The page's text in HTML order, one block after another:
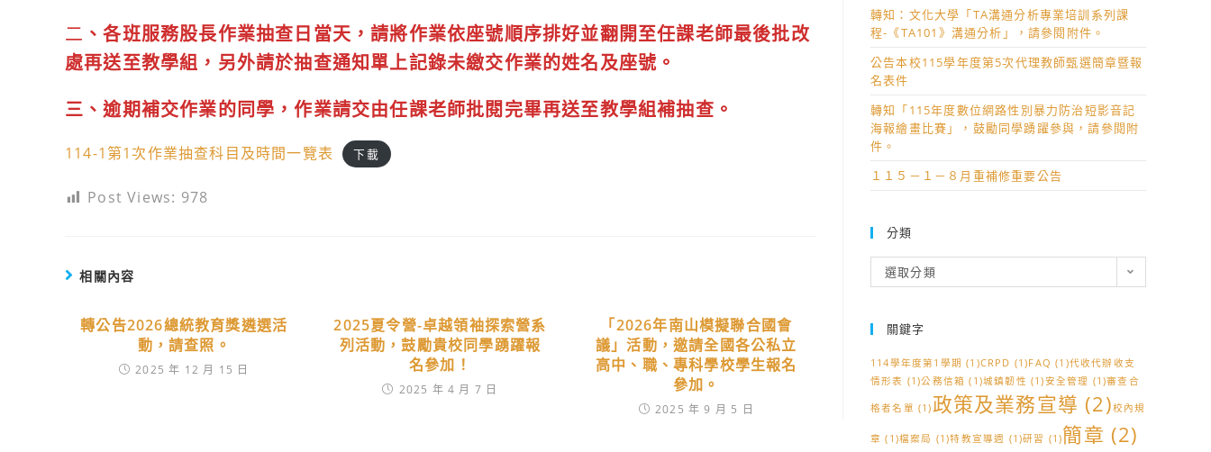
二 、各班服務股長作業抽查日當天，請將作業依座號順序排好並翻開至任課老師最後批改
處再送至教學組，另外請於抽查通知單上記錄未繳交作業的姓名及座號。
三、逾期補交作業的同學，作業請交由任課老師批閱完畢再送至教學組補抽查。
114-1第1次作業抽查科目及時間一覽表 下載
Post Views: 978
相關內容
轉公告2026總統教育獎遴選活
動，請查照。
2025 年 12 月 15 日
2025夏令營-卓越領袖探索營系
列活動，鼓勵貴校同學踴躍報
名參加！
2025 年 4 月 7 日
「2026年南山模擬聯合國會
議」活動，邀請全國各公私立
高中、職、專科學校學生報名
參加。
2025 年 9 月 5 日
轉知：文化大學「TA溝通分析專業培訓系列課
程-《TA101》溝通分析」，請參閱附件。
公告本校115學年度第5次代理教師甄選簡章暨報
名表件
轉知「115年度數位網路性別暴力防治短影音記
海報繪畫比賽」，鼓勵同學踴躍參與，請參閱附
件。
１１５－１－８月重補修重要公告
分類
類
選取分類
關鍵字
114學年度第1學期 (1)CRPD (1)FAQ (1)代收代辦收支
情形表 (1)公務信箱 (1)城鎮韌性 (1)安全管理 (1)審查合
格者名單 (1)政策及業務宣導 (2)校內規
章 (1)檔案局 (1)特教宣導週 (1)研習 (1)簡章 (2)